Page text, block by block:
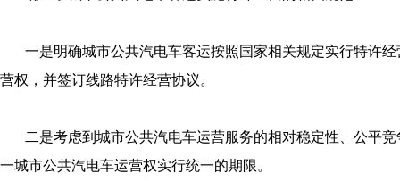
一是明确城市公共汽电车客运按照国家相关规定实行特许
营权，并签订线路特许经营协议。
二是考虑到城市公共汽电车运营服务的相对稳定性、公平
一城市公共汽电车运营权实行统一的期限。